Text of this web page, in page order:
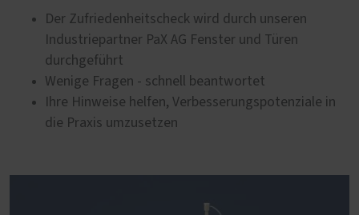
Der Zufriedenheitscheck wird durch unseren
Industriepartner PaX AG Fenster und Türen
durchgeführt
Wenige Fragen - schnell beantwortet
Ihre Hinweise helfen, Verbesserungspotenziale in
die Praxis umzusetzen